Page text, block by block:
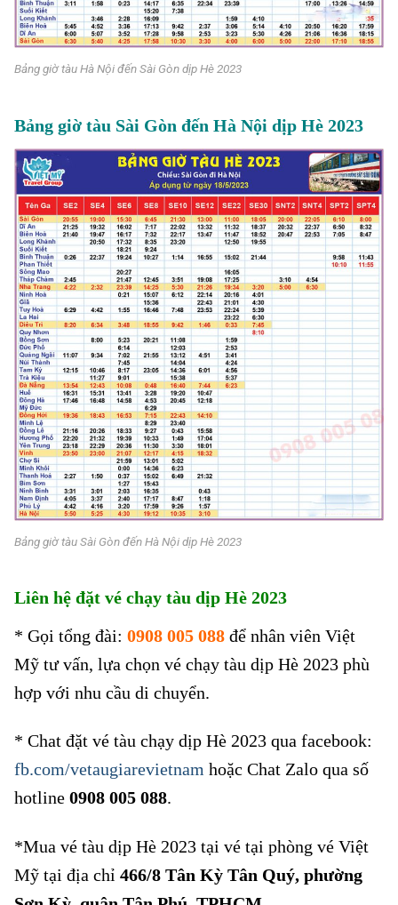
Bảng giờ tàu Hà Nội đến Sài Gòn dịp Hè 2023
Bảng giờ tàu Sài Gòn đến Hà Nội dịp Hè 2023
Bảng giờ tàu Sài Gòn đến Hà Nội dịp Hè 2023
Liên hệ đặt vé chạy tàu dịp Hè 2023
* Gọi tổng đài: 0908 005 088 để nhân viên Việt
Mỹ tư vấn, lựa chọn vé chạy tàu dịp Hè 2023 phù
hợp với nhu cầu di chuyển.
* Chat đặt vé tàu chạy dịp Hè 2023 qua facebook:
fb.com/vetaugiarevietnam hoặc Chat Zalo qua số
hotline 0908 005 088.
*Mua vé tàu dịp Hè 2023 tại vé tại phòng vé Việt
Mỹ tại địa chỉ 466/8 Tân Kỳ Tân Quý, phường